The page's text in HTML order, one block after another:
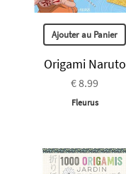
Ajouter au Panier
Origami Naruto
€ 8.99
Fleurus